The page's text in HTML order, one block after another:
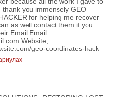
because all the work I gave to
you immensely GEO
for helping me recover
as well contact them if you
Email Email:
Website;
geo-coordinates-hack